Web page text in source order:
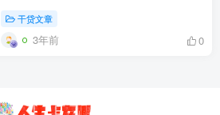
干贷文章
3年前 0